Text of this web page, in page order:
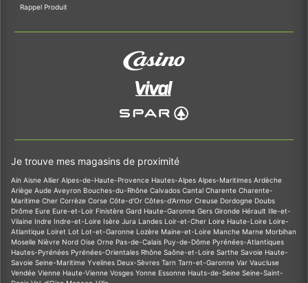
Rappel Produit
Je trouve mes magasins de proximité
Ain Aisne Allier Alpes-de-Haute-Provence Hautes-Alpes Alpes-Maritimes Ardèche
Ariège Aude Aveyron Bouches-du-Rhône Calvados Cantal Charente Charente-
Maritime Cher Corrèze Corse Côte-d'Or Côtes-d'Armor Creuse Dordogne Doubs
Drôme Eure Eure-et-Loir Finistère Gard Haute-Garonne Gers Gironde Hérault Ille-et-
Vilaine Indre Indre-et-Loire Isère Jura Landes Loir-et-Cher Loire Haute-Loire Loire-
Atlantique Loiret Lot Lot-et-Garonne Lozère Maine-et-Loire Manche Marne Morbihan
Moselle Nièvre Nord Oise Orne Pas-de-Calais Puy-de-Dôme Pyrénées-Atlantiques
Hautes-Pyrénées Pyrénées-Orientales Rhône Saône-et-Loire Sarthe Savoie Haute-
Savoie Seine-Maritime Yvelines Deux-Sèvres Tarn Tarn-et-Garonne Var Vaucluse
Vendée Vienne Haute-Vienne Vosges Yonne Essonne Hauts-de-Seine Seine-Saint-